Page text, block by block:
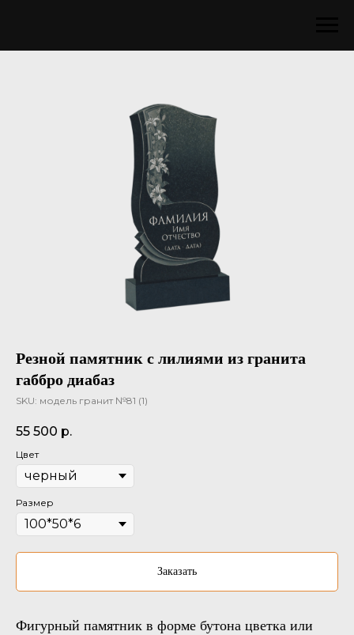
Резной памятник с лилиями из гранита
габбро диабаз
SKU: модель гранит №81 (1)
55 500 р.
Цвет
Размер
Заказать
Фигурный памятник в форме бутона цветка или